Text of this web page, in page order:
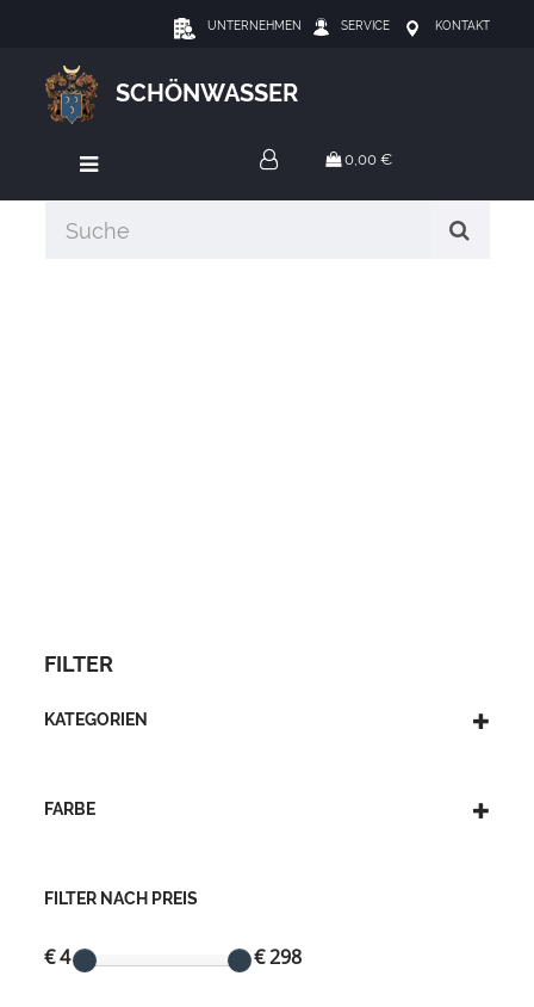
UNTERNEHMEN SERVICE KONTAKT
SCHÖNWASSER
0,00 €
FILTER
KATEGORIEN
FARBE
FILTER NACH PREIS
€ 4 € 298